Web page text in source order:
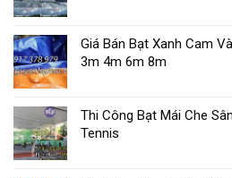
Giá Bán Bạt Xanh Cam
3m 4m 6m 8m
Thi Công Bạt Mái Che
Tennis